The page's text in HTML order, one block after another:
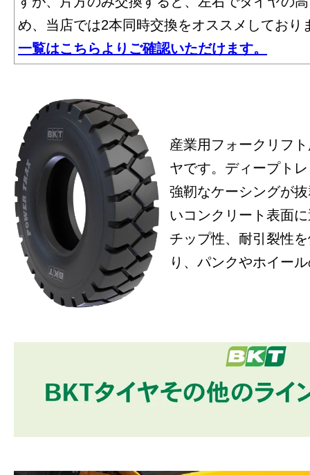
め、当店では2本同時交換をオススメしており
一覧はこちらよりご確認いただけます。
産業用フォークリフ
ヤです。ディープト
強靭なケーシングが
いコンクリート表面
チップ性、耐引裂性
り、パンクやホイー